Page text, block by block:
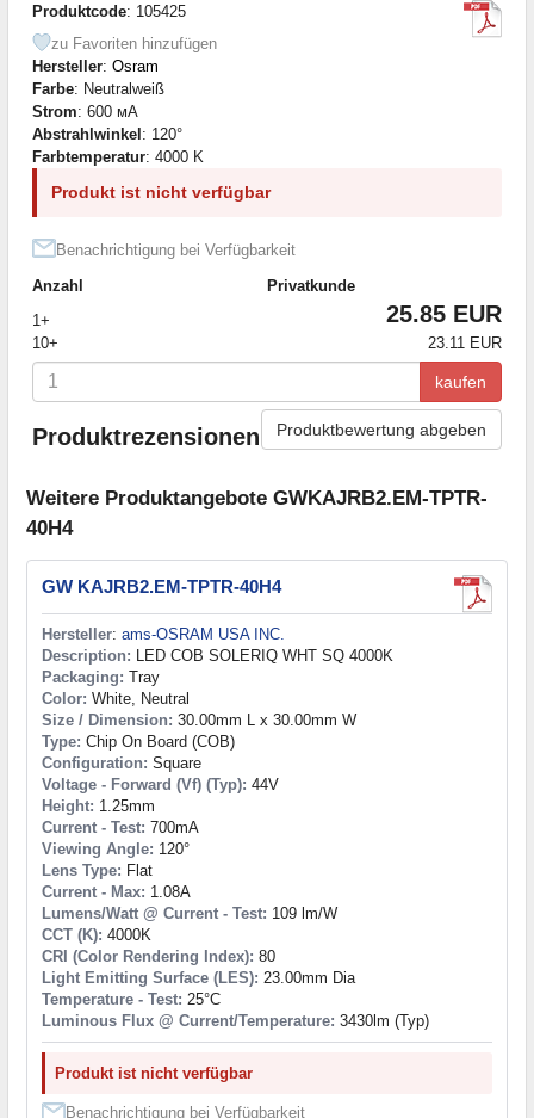
Produktcode: 105425
zu Favoriten hinzufügen
Hersteller: Osram
Farbe: Neutralweiß
Strom: 600 мА
Abstrahlwinkel: 120°
Farbtemperatur: 4000 K
Produkt ist nicht verfügbar
Benachrichtigung bei Verfügbarkeit
Anzahl
Privatkunde
1+
25.85 EUR
10+ 23.11 EUR
kaufen
Produktrezensionen Produktbewertung abgeben
Weitere Produktangebote GWKAJRB2.EM-TPTR-
40H4
GW KAJRB2.EM-TPTR-40H4
Hersteller: ams-OSRAM USA INC.
Description: LED COB SOLERIQ WHT SQ 4000K
Packaging: Tray
Color: White, Neutral
Size / Dimension: 30.00mm L x 30.00mm W
Type: Chip On Board (COB)
Configuration: Square
Voltage - Forward (Vf) (Typ): 44V
Height: 1.25mm
Current - Test: 700mA
Viewing Angle: 120°
Lens Type: Flat
Current - Max: 1.08A
Lumens/Watt @ Current - Test: 109 lm/W
CCT (K): 4000K
CRI (Color Rendering Index): 80
Light Emitting Surface (LES): 23.00mm Dia
Temperature - Test: 25°C
Luminous Flux @ Current/Temperature: 3430lm (Typ)
Produkt ist nicht verfügbar
Benachrichtigung bei Verfügbarkeit